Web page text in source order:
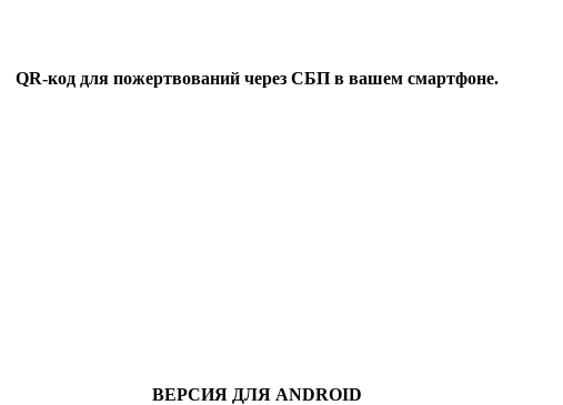
QR-код для пожертвований через СБП в вашем смартфоне.
ВЕРСИЯ ДЛЯ ANDROID